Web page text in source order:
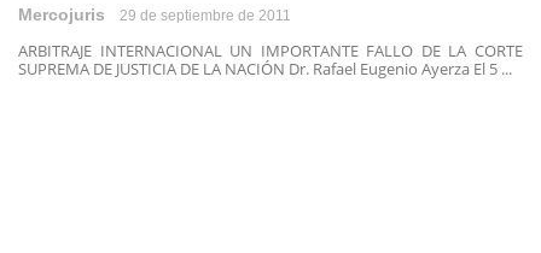
Mercojuris 29 de septiembre de 2011
ARBITRAJE INTERNACIONAL UN IMPORTANTE FALLO DE LA CORTE
SUPREMA DE JUSTICIA DE LA NACIÓN Dr. Rafael Eugenio Ayerza El 5 ...